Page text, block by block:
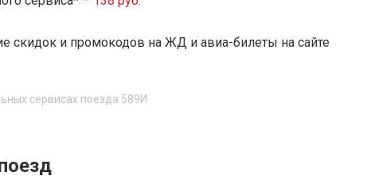
скидок и промокодов на ЖД и авиа-билеты на сайте
сервисах поезда 589И